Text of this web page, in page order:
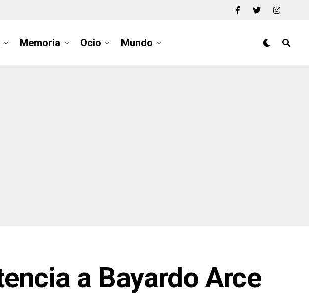
Memoria Ocio Mundo
a Bayardo Arce